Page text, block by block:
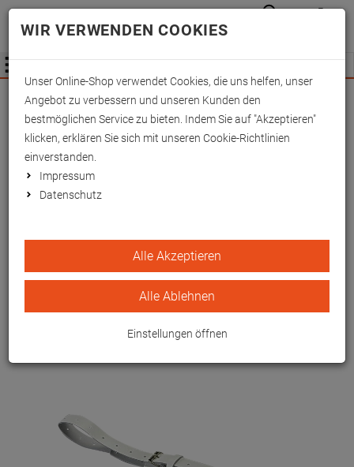
Wichtige Änderung für Fachhändler zum
01.09.2026 -Mehr Informationen hier
Anmelden
Menü
OP-Gurt aus Leder ohne
Polster
WIR VERWENDEN COOKIES
Unser Online-Shop verwendet Cookies, die uns helfen, unser
Angebot zu verbessern und unseren Kunden den
bestmöglichen Service zu bieten. Indem Sie auf "Akzeptieren"
klicken, erklären Sie sich mit unseren Cookie-Richtlinien
einverstanden.
Impressum
Datenschutz
Alle Akzeptieren
Alle Ablehnen
Einstellungen öffnen